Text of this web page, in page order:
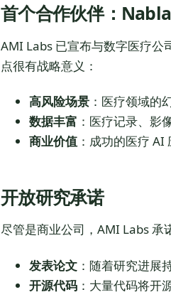
首个合作伙伴：Nabla
AMI Labs 已宣布与数字医疗公
点很有战略意义：
高风险场景 ：医疗领域的
数据丰富 ：医疗记录、影
商业价值 ：成功的医疗
开放研究承诺
尽管是商业公司，AMI Labs 承
发表论文 ：随着研究进展
开源代码 ：大量代码将开